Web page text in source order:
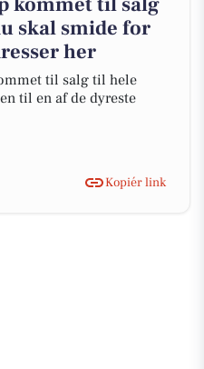
skal smide for
her
til salg til hele
til en af de dyreste
Kopiér link